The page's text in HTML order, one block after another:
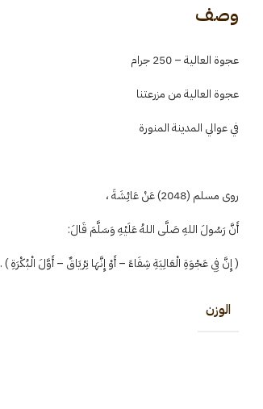
وصف
عجوة العالية – 250 جرام
عجوة العالية من مزرعتنا
في عوالي المدينة المنورة
روى مسلم (2048) عَنْ عَائِشَةَ ،
أَنَّ رَسُولَ اللهِ صَلَّى اللهُ عَلَيْهِ وَسَلَّمَ قَالَ:
( إِنَّ فِي عَجْوَةِ الْعَالِيَةِ شِفَاءً – أَوْ إِنَّهَا تِرْيَاقٌ – أَوَّلَ الْبُكْرَةِ ) .
الوزن